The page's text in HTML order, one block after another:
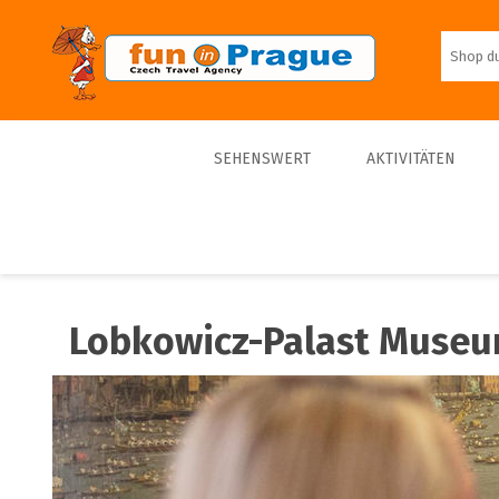
SEHENSWERT AKTIVITÄTEN
Sporte
Tickets
Trips
Lobkowicz-Palast